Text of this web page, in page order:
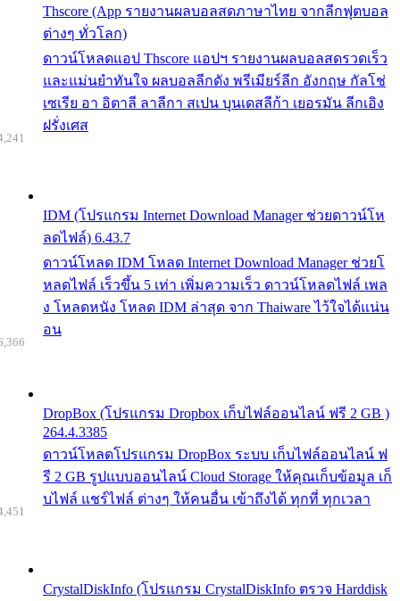
Thscore (App รายงานผลบอลสดภาษาไทย จากลีกฟุตบอล
ต่างๆ ทั่วโลก)
ดาวน์โหลดแอป Thscore แอปฯ รายงานผลบอลสดรวดเร็ว
และแม่นยำทันใจ ผลบอลลีกดัง พรีเมียร์ลีก อังกฤษ กัลโช่
เซเรีย อา อิตาลี ลาลีกา สเปน บุนเดสลีก้า เยอรมัน ลีกเอิง
ฝรั่งเศส
IDM (โปรแกรม Internet Download Manager ช่วยดาวน์โห
ลดไฟล์) 6.43.7
ดาวน์โหลด IDM โหลด Internet Download Manager ช่วยโ
หลดไฟล์ เร็วขึ้น 5 เท่า เพิ่มความเร็ว ดาวน์โหลดไฟล์ เพล
ง โหลดหนัง โหลด IDM ล่าสุด จาก Thaiware ไว้ใจได้แน่น
อน
DropBox (โปรแกรม Dropbox เก็บไฟล์ออนไลน์ ฟรี 2 GB )
264.4.3385
ดาวน์โหลดโปรแกรม DropBox ระบบ เก็บไฟล์ออนไลน์ ฟ
รี 2 GB รูปแบบออนไลน์ Cloud Storage ให้คุณเก็บข้อมูล เก็
บไฟล์ แชร์ไฟล์ ต่างๆ ให้คนอื่น เข้าถึงได้ ทุกที่ ทุกเวลา
CrystalDiskInfo (โปรแกรม CrystalDiskInfo ตรวจ Harddisk